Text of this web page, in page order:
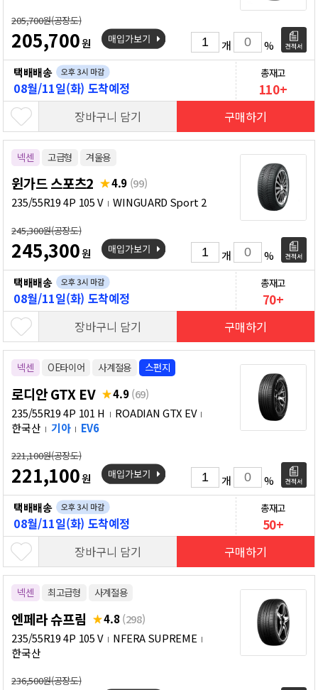
205,700원(공장도)
205,700원 개
%
택배배송
08월/11일(화) 도착예정
총재고
110+
장바구니 담기 구매하기
넥센 고급형 겨울용
윈가드 스포츠2 4.9 (99)
235/55R19 4P 105 V
WINGUARD Sport 2
245,300원(공장도)
245,300원 개
%
택배배송
08월/11일(화) 도착예정
총재고
70+
장바구니 담기 구매하기
넥센 OE타이어 사계절용 스펀지
로디안 GTX EV 4.9(69)
235/55R19 4P 101 H
ROADIAN GTX EV
한국산
기아 EV6
221,100원(공장도)
221,100원 개
%
택배배송
08월/11일(화) 도착예정
총재고
50+
장바구니 담기 구매하기
넥센 최고급형 사계절용
엔페라 슈프림 4.8(298)
235/55R19 4P 105 V
NFERA SUPREME
한국산
236,500원(공장도)